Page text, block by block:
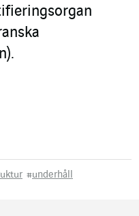
#underhåll